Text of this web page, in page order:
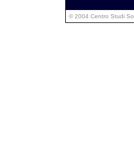
© 2004 Centro Studi